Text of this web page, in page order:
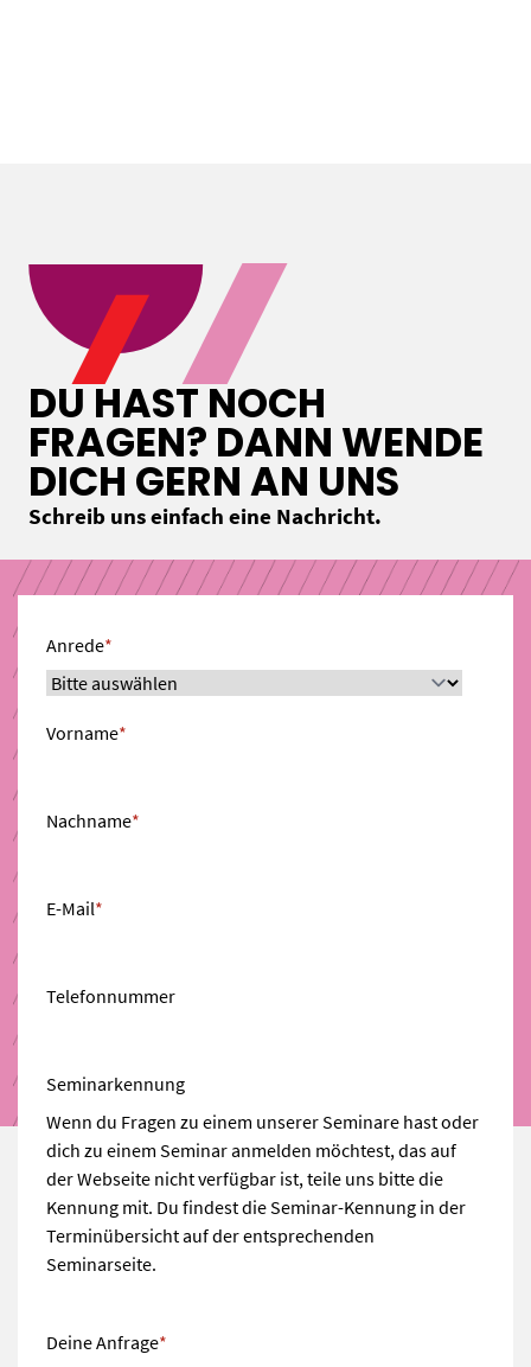
DU HAST NOCH
FRAGEN? DANN WENDE
DICH GERN AN UNS
Schreib uns einfach eine Nachricht.
Anrede*
Vorname*
Nachname*
E-Mail*
Telefonnummer
Seminarkennung
Wenn du Fragen zu einem unserer Seminare hast oder
dich zu einem Seminar anmelden möchtest, das auf
der Webseite nicht verfügbar ist, teile uns bitte die
Kennung mit. Du findest die Seminar-Kennung in der
Terminübersicht auf der entsprechenden
Seminarseite.
Deine Anfrage*